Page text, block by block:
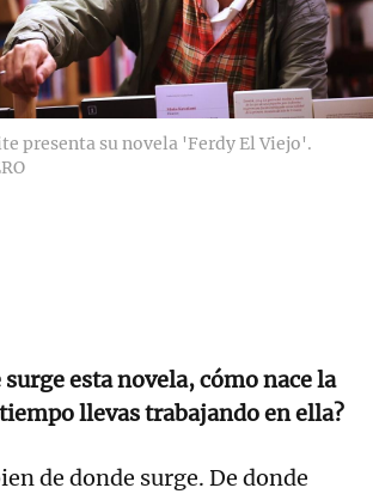
presenta su novela 'Ferdy El Viejo'.
surge esta novela, cómo nace la
llevas trabajando en ella?
de donde surge. De donde